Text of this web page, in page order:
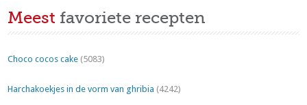
Meest favoriete recepten
Choco cocos cake (5083)
Harchakoekjes in de vorm van ghribia (4242)